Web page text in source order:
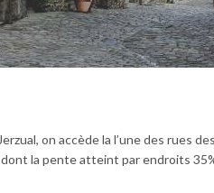
on accède la l’une des rues
dont la pente atteint par endroits